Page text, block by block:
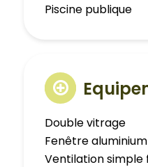
Piscine publique
Double vitrage
Fenêtre aluminium
Ventilation simple